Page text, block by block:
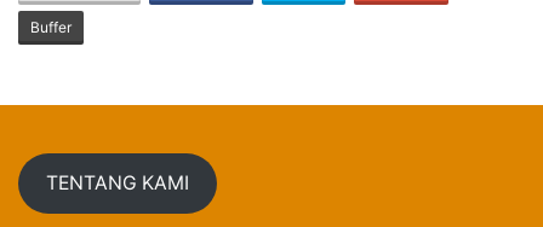
Buffer
TENTANG KAMI